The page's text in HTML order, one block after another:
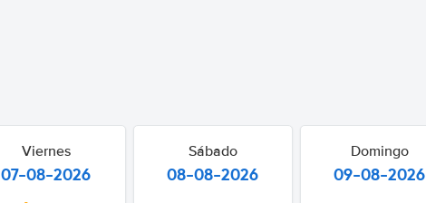
Viernes
07-08-2026
Sábado
08-08-2026
Domingo
09-08-2026